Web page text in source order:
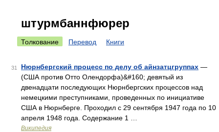
штурмбаннфюрер
Толкование Перевод Книги
31 Нюрнбергский процесс по делу об айнзатцгруппах —
(США против Отто Олендорфа)&#160; девятый из
двенадцати последующих Нюрнбергских процессов над
немецкими преступниками, проведенных по инициативе
США в Нюрнберге. Проходил с 29 сентября 1947 года по 10
апреля 1948 года. Содержание 1 …
Википедия